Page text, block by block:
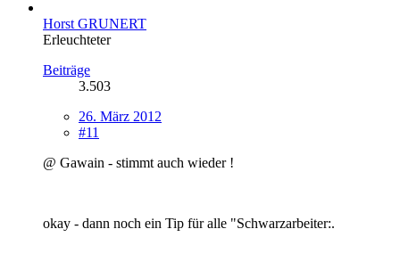
Horst GRUNERT
Erleuchteter
Beiträge
3.503
26. März 2012
#11
@ Gawain - stimmt auch wieder !
okay - dann noch ein Tip für alle "Schwarzarbeiter:.